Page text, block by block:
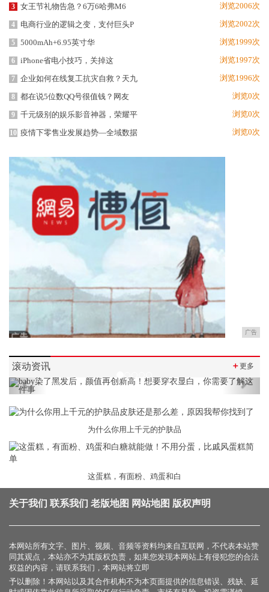
3 女王节礼物告急？6万6哈弗M6 浏览2006次
4 电商行业的逻辑之变，支付巨头P 浏览2002次
5 5000mAh+6.95英寸华 浏览1999次
6 iPhone省电小技巧，关掉这 浏览1997次
7 企业如何在线复工抗灾自救？天九 浏览1996次
8 都在说5位数QQ号很值钱？网友 浏览0次
9 千元级别的娱乐影音神器，荣耀平 浏览0次
10 疫情下零售业发展趋势—全域数据 浏览0次
广告
滚动资讯 ＋更多
Previous Next
为什么你用上千元的护肤品
这蛋糕，有面粉、鸡蛋和白
关于我们 联系我们 老版地图 网站地图 版权声明
本网站所有文字、图片、视频、音频等资料均来自互联网，不代表本站赞
同其观点，本站亦不为其版权负责，如果您发现本网站上有侵犯您的合法
权益的内容，请联系我们，本网站将立即
予以删除！本网站以及其合作机构不为本页面提供的信息错误、残缺、延